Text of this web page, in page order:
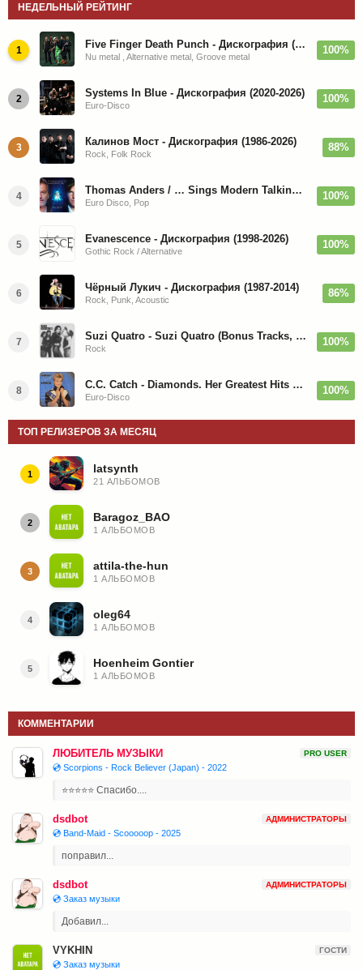
НЕДЕЛЬНЫЙ РЕЙТИНГ
1 Five Finger Death Punch - Дискография (2008-2026)
Nu metal , Alternative metal, Groove metal
100%
2 Systems In Blue - Дискография (2020-2026)
Euro-Disco
100%
3 Калинов Мост - Дискография (1986-2026)
Rock, Folk Rock
88%
4 Thomas Anders / … Sings Modern Talking: The Best hi-res
Euro Disco, Pop
100%
5 Evanescence - Дискография (1998-2026)
Gothic Rock / Alternative
100%
6 Чёрный Лукич - Дискография (1987-2014)
Rock, Punk, Acoustic
86%
7 Suzi Quatro - Suzi Quatro (Bonus Tracks, Remaster) 1973/2022
Rock
100%
8 C.C. Catch - Diamonds. Her Greatest Hits 1988
Euro-Disco
100%
ТОП РЕЛИЗЕРОВ ЗА МЕСЯЦ
1 latsynth
21 АЛЬБОМОВ
2 Baragoz_BAO
1 АЛЬБОМОВ
3 attila-the-hun
1 АЛЬБОМОВ
4 oleg64
1 АЛЬБОМОВ
5 Hoenheim Gontier
1 АЛЬБОМОВ
КОММЕНТАРИИ
ЛЮБИТЕЛЬ МУЗЫКИ PRO USER
💿 Scorpions - Rock Believer (Japan) - 2022
⭐⭐⭐⭐⭐ Спасибо....
dsdbot АДМИНИСТРАТОРЫ
💿 Band-Maid - Scooooop - 2025
поправил...
dsdbot АДМИНИСТРАТОРЫ
💿 Заказ музыки
Добавил...
VYKHIN ГОСТИ
💿 Заказ музыки